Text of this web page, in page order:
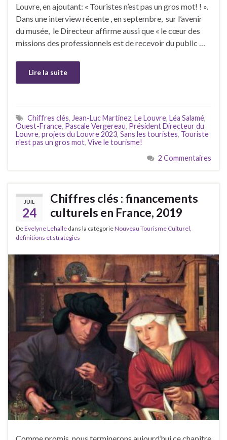
Louvre, en ajoutant: « Touristes n’est pas un gros mot! ! ».
Dans une interview récente , en septembre, sur l’avenir
du musée, le Directeur affirme aussi que « le cœur des
missions des professionnels est de recevoir du public …
Lire la suite
Chiffres clés, Jean-Luc Martinez, Le Louvre, Léa Salamé,
Ouest-France, Pascale Vergereau, Président Directeur du
Louvre, projets du Louvre 2023, Sans les touristes, Touriste
n'est pas un gros mot, Vive le tourisme!
2 Commentaires
JUIL
24
Chiffres clés : financements
culturels en France, 2019
DeEvelyne Lehalle dans la catégorieNouveau Tourisme Culturel,
définitions et stratégies